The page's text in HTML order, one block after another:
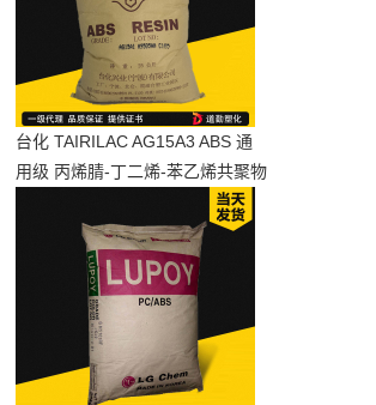
台化 TAIRILAC AG15A3 ABS 通
用级 丙烯腈-丁二烯-苯乙烯共聚物